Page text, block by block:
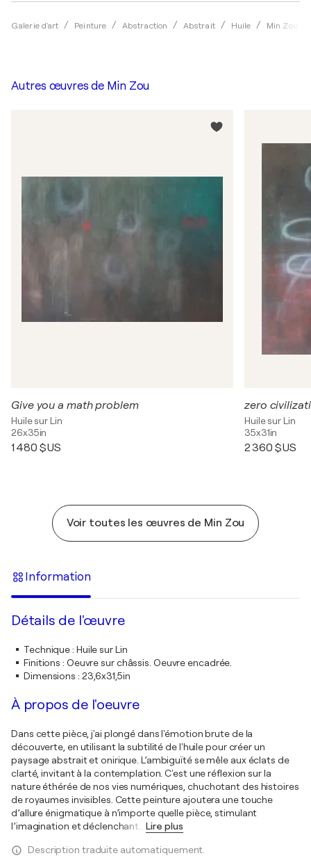
Galerie d'art Peinture Abstraction Abstrait Huile Min Zou
Autres œuvres de Min Zou
Give you a math problem
Huile sur Lin
26x35in
1 480 $US
zero
Huile sur Lin
35x31in
2 360 $US
Voir toutes les œuvres de Min Zou
Information
Détails de l'œuvre
Technique: Huile sur Lin
Finitions : Oeuvre sur châssis. Oeuvre encadrée.
Dimensions : 23,6x31,5in
À propos de l'oeuvre
Dans cette pièce, j'ai plongé dans l'émotion brute de la
découverte, en utilisant la subtilité de l'huile pour créer un
paysage abstrait et onirique. L’ambiguïté se mêle aux éclats de
clarté, invitant à la contemplation. C'est une réflexion sur la
nature éthérée de nos vies numériques, chuchotant des histoires
de royaumes invisibles. Cette peinture ajoutera une touche
d’allure énigmatique à n’importe quelle pièce, stimulant
l’imagination et déclenchant
Lire plus
Description traduite automatiquement.